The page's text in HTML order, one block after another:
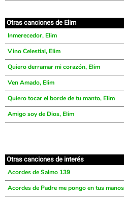
Otras canciones de Elim
Inmerecedor, Elim
Vino Celestial, Elim
Quiero derramar mi corazón, Elim
Ven Amado, Elim
Quiero tocar el borde de tu manto, Elim
Amigo soy de Dios, Elim
Otras canciones de interés
Acordes de Salmo 139
Acordes de Padre me pongo en tus manos